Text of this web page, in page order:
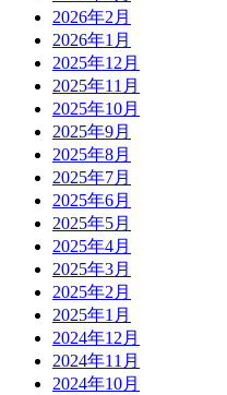
2026年2月
2026年1月
2025年12月
2025年11月
2025年10月
2025年9月
2025年8月
2025年7月
2025年6月
2025年5月
2025年4月
2025年3月
2025年2月
2025年1月
2024年12月
2024年11月
2024年10月